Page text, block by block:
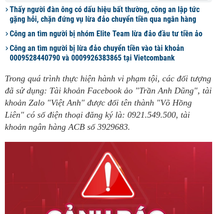
Thấy người đàn ông có dấu hiệu bất thường, công an lập tức
gặng hỏi, chặn đứng vụ lừa đảo chuyển tiền qua ngân hàng
Công an tìm người bị nhóm Elite Team lừa đảo đầu tư tiền ảo
Công an tìm người bị lừa đảo chuyển tiền vào tài khoản
0009528440790 và 0009926383865 tại Vietcombank
Trong quá trình thực hiện hành vi phạm tội, các đối tượng
đã sử dụng: Tài khoản Facebook ảo "Trần Anh Dũng", tài
khoản Zalo "Việt Anh" được đổi tên thành "Võ Hồng
Liên" có số điện thoại đăng ký là: 0921.549.500, tài
khoản ngân hàng ACB số 3929683.